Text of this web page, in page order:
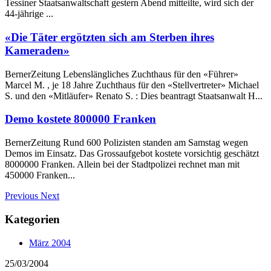
Tessiner Staatsanwaltschaft gestern Abend mitteilte, wird sich der
44-jährige ...
«Die Täter ergötzten sich am Sterben ihres
Kameraden»
BernerZeitung Lebenslängliches Zuchthaus für den «Führer»
Marcel M. , je 18 Jahre Zuchthaus für den «Stellvertreter» Michael
S. und den «Mitläufer» Renato S. : Dies beantragt Staatsanwalt H...
Demo kostete 800000 Franken
BernerZeitung Rund 600 Polizisten standen am Samstag wegen
Demos im Einsatz. Das Grossaufgebot kostete vorsichtig geschätzt
8000000 Franken. Allein bei der Stadtpolizei rechnet man mit
450000 Franken...
Previous Next
Kategorien
März 2004
25/03/2004